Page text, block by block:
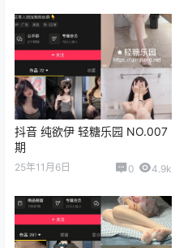
抖音 纯欲伊 轻糖乐园 NO.007
期
25年11月6日 0 4.9k